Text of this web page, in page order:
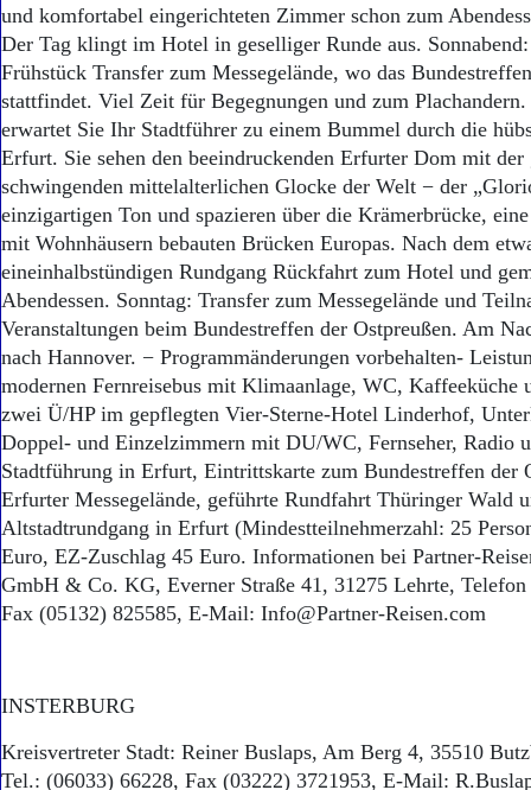
und komfortabel eingerichteten Zimmer schon zum
Der Tag klingt im Hotel in geselliger Runde aus.
Frühstück Transfer zum Messegelände, wo das
stattfindet. Viel Zeit für Begegnungen und zum
erwartet Sie Ihr Stadtführer zu einem Bummel durch die
Erfurt. Sie sehen den beeindruckenden Erfurter Dom mit
schwingenden mittelalterlichen Glocke der Welt − der
einzigartigen Ton und spazieren über die Krämerbrücke,
mit Wohnhäusern bebauten Brücken Europas. Nach dem
eineinhalbstündigen Rundgang Rückfahrt zum Hotel und
Abendessen. Sonntag: Transfer zum Messegelände und
Veranstaltungen beim Bundestreffen der Ostpreußen. Am
nach Hannover. − Programmänderungen vorbehalten-
modernen Fernreisebus mit Klimaanlage, WC, Kaffeeküche
zwei Ü/HP im gepflegten Vier-Sterne-Hotel Linderhof,
Doppel- und Einzelzimmern mit DU/WC, Fernseher, Radio
Stadtführung in Erfurt, Eintrittskarte zum Bundestreffen der
Erfurter Messegelände, geführte Rundfahrt Thüringer Wald
Altstadtrundgang in Erfurt (Mindestteilnehmerzahl: 25
Euro, EZ-Zuschlag 45 Euro. Informationen bei Partner-
GmbH & Co. KG, Everner Straße 41, 31275 Lehrte,
Fax (05132) 825585, E-Mail: Info@Partner-Reisen.com
INSTERBURG
Kreisvertreter Stadt: Reiner Buslaps, Am Berg 4, 35510
Tel.: (06033) 66228, Fax (03222) 3721953, E-Mail: